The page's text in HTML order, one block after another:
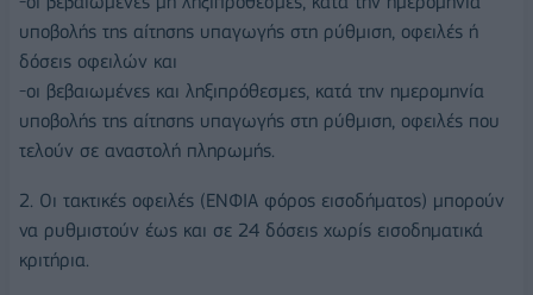
υποβολής της αίτησης υπαγωγής στη ρύθμιση, οφειλές ή
δόσεις οφειλών και
-οι βεβαιωμένες και ληξιπρόθεσμες, κατά την ημερομηνία
υποβολής της αίτησης υπαγωγής στη ρύθμιση, οφειλές που
τελούν σε αναστολή πληρωμής.
2. Οι τακτικές οφειλές (ΕΝΦΙΑ φόρος εισοδήματος) μπορούν
να ρυθμιστούν έως και σε 24 δόσεις χωρίς εισοδηματικά
κριτήρια.